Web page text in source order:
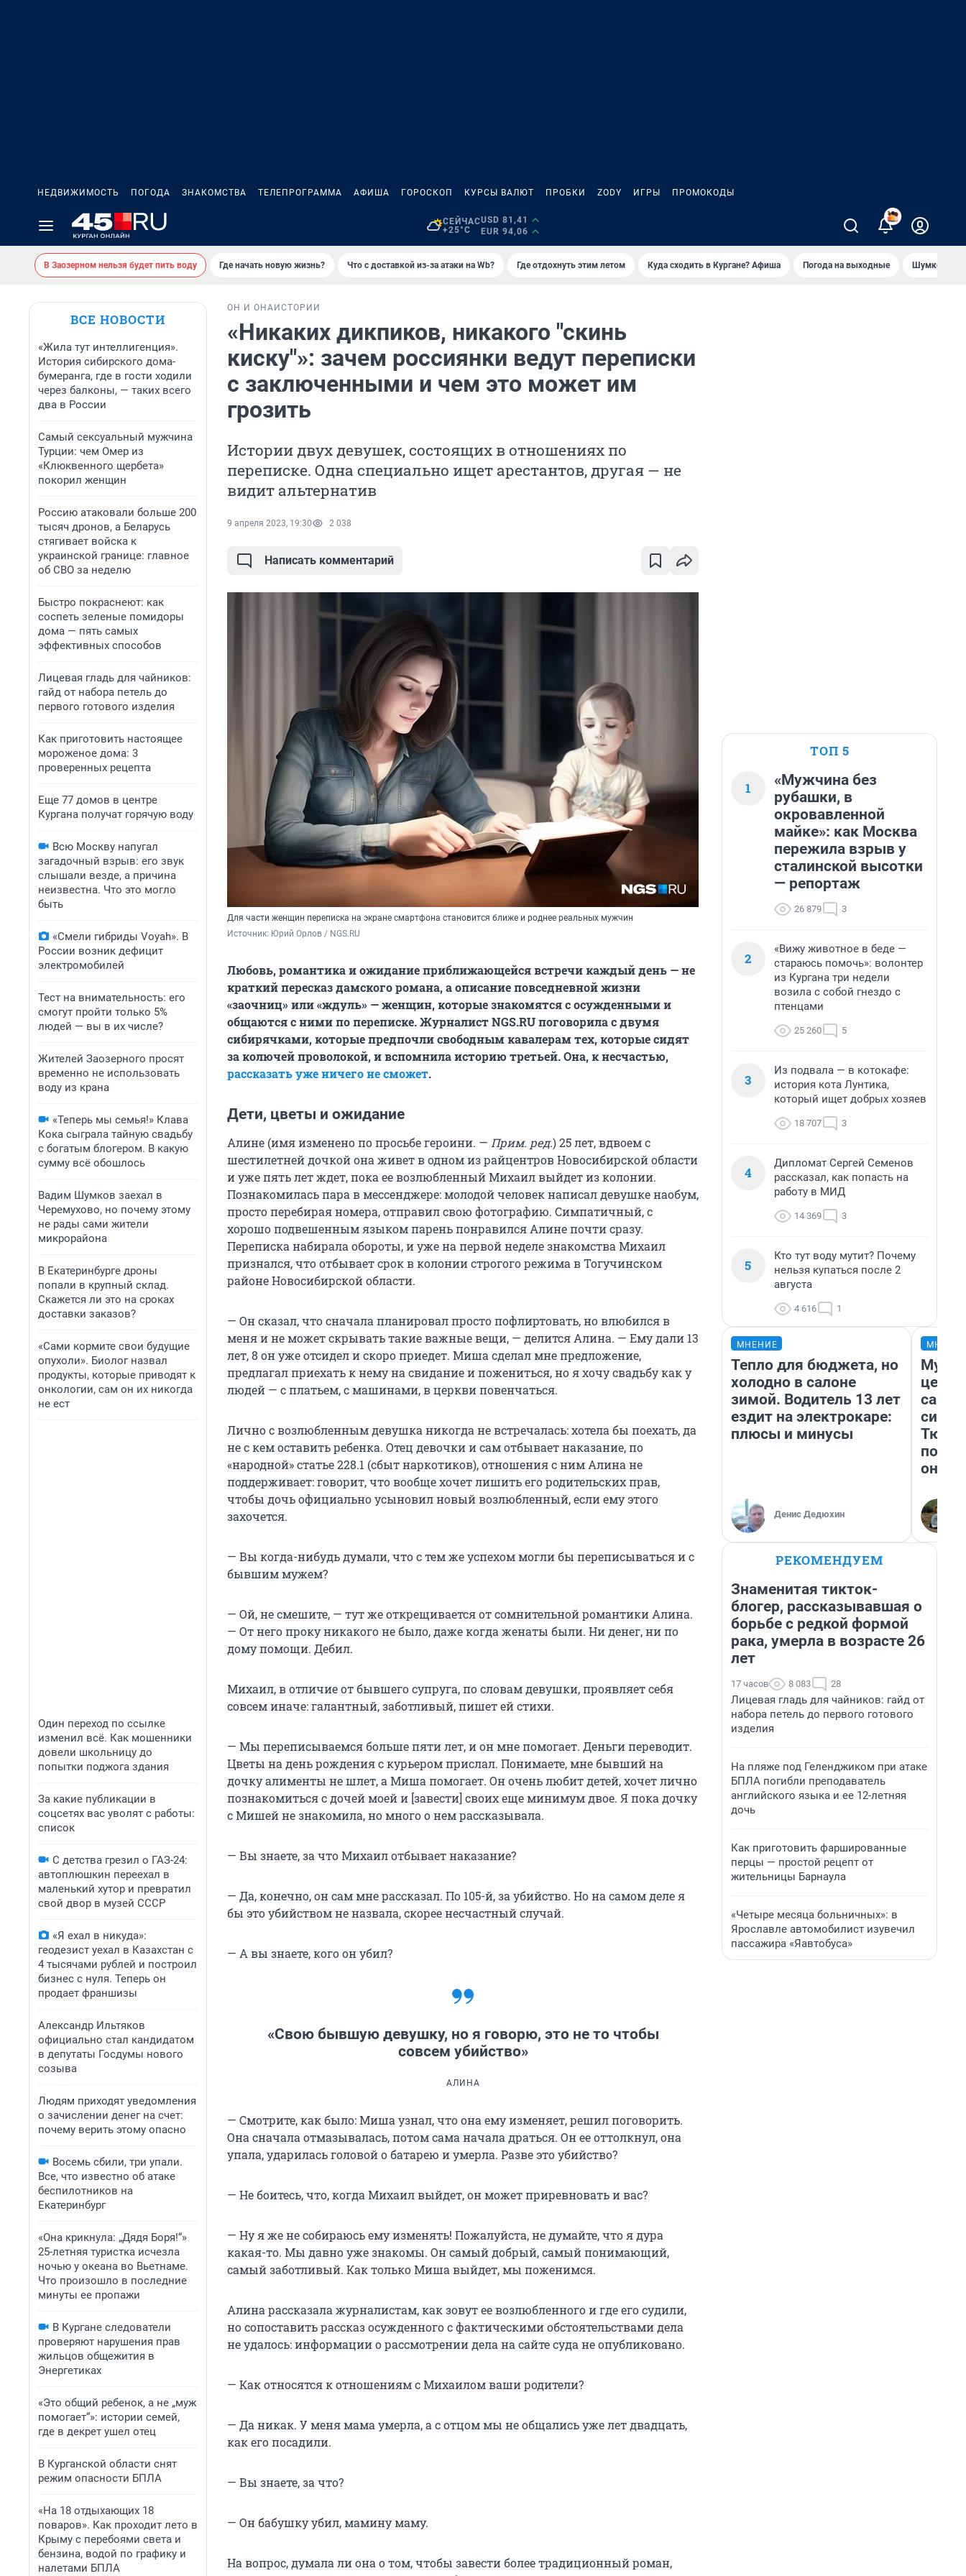
НЕДВИЖИМОСТЬ ПОГОДА ЗНАКОМСТВА ТЕЛЕПРОГРАММА АФИША ГОРОСКОП КУРСЫ ВАЛЮТ ПРОБКИ ZODY ИГРЫ ПРОМОКОДЫ
СЕЙЧАС
+25°C
USD 81,41
EUR 94,06
2
В Заозерном нельзя будет пить воду Где начать новую жизнь? Что с доставкой из-за атаки на Wb? Где отдохнуть этим летом Куда сходить в Кургане? Афиша Погода на выходные Шумков в
ВСЕ НОВОСТИ
«Жила тут интеллигенция».
История сибирского дома-
бумеранга, где в гости ходили
через балконы, — таких всего
два в России
Самый сексуальный мужчина
Турции: чем Омер из
«Клюквенного щербета»
покорил женщин
Россию атаковали больше 200
тысяч дронов, а Беларусь
стягивает войска к
украинской границе: главное
об СВО за неделю
Быстро покраснеют: как
соспеть зеленые помидоры
дома — пять самых
эффективных способов
Лицевая гладь для чайников:
гайд от набора петель до
первого готового изделия
Как приготовить настоящее
мороженое дома: 3
проверенных рецепта
Еще 77 домов в центре
Кургана получат горячую воду
Всю Москву напугал
загадочный взрыв: его звук
слышали везде, а причина
неизвестна. Что это могло
быть
«Смели гибриды Voyah». В
России возник дефицит
электромобилей
Тест на внимательность: его
смогут пройти только 5%
людей — вы в их числе?
Жителей Заозерного просят
временно не использовать
воду из крана
«Теперь мы семья!» Клава
Кока сыграла тайную свадьбу
с богатым блогером. В какую
сумму всё обошлось
Вадим Шумков заехал в
Черемухово, но почему этому
не рады сами жители
микрорайона
В Екатеринбурге дроны
попали в крупный склад.
Скажется ли это на сроках
доставки заказов?
«Сами кормите свои будущие
опухоли». Биолог назвал
продукты, которые приводят к
онкологии, сам он их никогда
не ест
Один переход по ссылке
изменил всё. Как мошенники
довели школьницу до
попытки поджога здания
За какие публикации в
соцсетях вас уволят с работы:
список
С детства грезил о ГАЗ-24:
автоплюшкин переехал в
маленький хутор и превратил
свой двор в музей СССР
«Я ехал в никуда»:
геодезист уехал в Казахстан с
4 тысячами рублей и построил
бизнес с нуля. Теперь он
продает франшизы
Александр Ильтяков
официально стал кандидатом
в депутаты Госдумы нового
созыва
Людям приходят уведомления
о зачислении денег на счет:
почему верить этому опасно
Восемь сбили, три упали.
Все, что известно об атаке
беспилотников на
Екатеринбург
«Она крикнула: „Дядя Боря!“»
25-летняя туристка исчезла
ночью у океана во Вьетнаме.
Что произошло в последние
минуты ее пропажи
В Кургане следователи
проверяют нарушения прав
жильцов общежития в
Энергетиках
«Это общий ребенок, а не „муж
помогает“»: истории семей,
где в декрет ушел отец
В Курганской области снят
режим опасности БПЛА
«На 18 отдыхающих 18
поваров». Как проходит лето в
Крыму с перебоями света и
бензина, водой по графику и
налетами БПЛА
ОН И ОНА ИСТОРИИ
«Никаких дикпиков, никакого "скинь
киску"»: зачем россиянки ведут переписки
с заключенными и чем это может им
грозить
Истории двух девушек, состоящих в отношениях по
переписке. Одна специально ищет арестантов, другая — не
видит альтернатив
9 апреля 2023, 19:30 2 038
Написать комментарий
Для части женщин переписка на экране смартфона становится ближе и роднее реальных мужчин
Источник: Юрий Орлов / NGS.RU
Любовь, романтика и ожидание приближающейся встречи каждый день — не
краткий пересказ дамского романа, а описание повседневной жизни
«заочниц» или «ждуль» — женщин, которые знакомятся с осужденными и
общаются с ними по переписке. Журналист NGS.RU поговорила с двумя
сибирячками, которые предпочли свободным кавалерам тех, которые сидят
за колючей проволокой, и вспомнила историю третьей. Она, к несчастью,
рассказать уже ничего не сможет.
Дети, цветы и ожидание
Алине (имя изменено по просьбе героини. — Прим. ред.) 25 лет, вдвоем с
шестилетней дочкой она живет в одном из райцентров Новосибирской области
и уже пять лет ждет, пока ее возлюбленный Михаил выйдет из колонии.
Познакомилась пара в мессенджере: молодой человек написал девушке наобум,
просто перебирая номера, отправил свою фотографию. Симпатичный, с
хорошо подвешенным языком парень понравился Алине почти сразу.
Переписка набирала обороты, и уже на первой неделе знакомства Михаил
признался, что отбывает срок в колонии строгого режима в Тогучинском
районе Новосибирской области.
— Он сказал, что сначала планировал просто пофлиртовать, но влюбился в
меня и не может скрывать такие важные вещи, — делится Алина. — Ему дали 13
лет, 8 он уже отсидел и скоро приедет. Миша сделал мне предложение,
предлагал приехать к нему на свидание и пожениться, но я хочу свадьбу как у
людей — с платьем, с машинами, в церкви повенчаться.
Лично с возлюбленным девушка никогда не встречалась: хотела бы поехать, да
не с кем оставить ребенка. Отец девочки и сам отбывает наказание, по
«народной» статье 228.1 (сбыт наркотиков), отношения с ним Алина не
поддерживает: говорит, что вообще хочет лишить его родительских прав,
чтобы дочь официально усыновил новый возлюбленный, если ему этого
захочется.
— Вы когда-нибудь думали, что с тем же успехом могли бы переписываться и с
бывшим мужем?
— Ой, не смешите, — тут же открещивается от сомнительной романтики Алина.
— От него проку никакого не было, даже когда женаты были. Ни денег, ни по
дому помощи. Дебил.
Михаил, в отличие от бывшего супруга, по словам девушки, проявляет себя
совсем иначе: галантный, заботливый, пишет ей стихи.
— Мы переписываемся больше пяти лет, и он мне помогает. Деньги переводит.
Цветы на день рождения с курьером прислал. Понимаете, мне бывший на
дочку алименты не шлет, а Миша помогает. Он очень любит детей, хочет лично
познакомиться с дочей моей и [завести] своих еще минимум двое. Я пока дочку
с Мишей не знакомила, но много о нем рассказывала.
— Вы знаете, за что Михаил отбывает наказание?
— Да, конечно, он сам мне рассказал. По 105-й, за убийство. Но на самом деле я
бы это убийством не назвала, скорее несчастный случай.
— А вы знаете, кого он убил?
«Свою бывшую девушку, но я говорю, это не то чтобы
совсем убийство»
АЛИНА
— Смотрите, как было: Миша узнал, что она ему изменяет, решил поговорить.
Она сначала отмазывалась, потом сама начала драться. Он ее оттолкнул, она
упала, ударилась головой о батарею и умерла. Разве это убийство?
— Не боитесь, что, когда Михаил выйдет, он может приревновать и вас?
— Ну я же не собираюсь ему изменять! Пожалуйста, не думайте, что я дура
какая-то. Мы давно уже знакомы. Он самый добрый, самый понимающий,
самый заботливый. Как только Миша выйдет, мы поженимся.
Алина рассказала журналистам, как зовут ее возлюбленного и где его судили,
но сопоставить рассказ осужденного с фактическими обстоятельствами дела
не удалось: информации о рассмотрении дела на сайте суда не опубликовано.
— Как относятся к отношениям с Михаилом ваши родители?
— Да никак. У меня мама умерла, а с отцом мы не общались уже лет двадцать,
как его посадили.
— Вы знаете, за что?
— Он бабушку убил, мамину маму.
На вопрос, думала ли она о том, чтобы завести более традиционный роман,
ТОП 5
1
«Мужчина без
рубашки, в
окровавленной
майке»: как Москва
пережила взрыв у
сталинской высотки
— репортаж
26 879 3
2
«Вижу животное в беде —
стараюсь помочь»: волонтер
из Кургана три недели
возила с собой гнездо с
птенцами
25 260 5
3
Из подвала — в котокафе:
история кота Лунтика,
который ищет добрых хозяев
18 707 3
4
Дипломат Сергей Семенов
рассказал, как попасть на
работу в МИД
14 369 3
5
Кто тут воду мутит? Почему
нельзя купаться после 2
августа
4 616 1
МНЕНИЕ
Тепло для бюджета, но
холодно в салоне
зимой. Водитель 13 лет
ездит на электрокаре:
плюсы и минусы
Денис Дедюхин
они
РЕКОМЕНДУЕМ
Знаменитая тикток-
блогер, рассказывавшая о
борьбе с редкой формой
рака, умерла в возрасте 26
лет
17 часов 8 083 28
Лицевая гладь для чайников: гайд от
набора петель до первого готового
изделия
На пляже под Геленджиком при атаке
БПЛА погибли преподаватель
английского языка и ее 12-летняя
дочь
Как приготовить фаршированные
перцы — простой рецепт от
жительницы Барнаула
«Четыре месяца больничных»: в
Ярославле автомобилист изувечил
пассажира «Яавтобуса»